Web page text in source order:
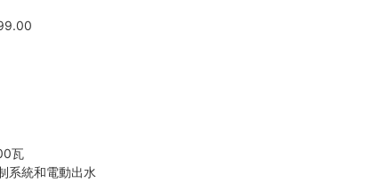
瓦
系統和電動出水